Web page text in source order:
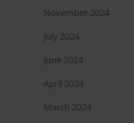
November 2024
July 2024
June 2024
April 2024
March 2024